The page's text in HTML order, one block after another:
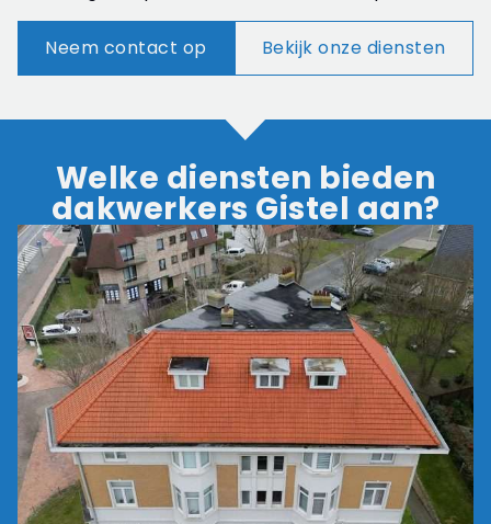
Neem contact op Bekijk onze diensten
Welke diensten bieden
dakwerkers Gistel aan?